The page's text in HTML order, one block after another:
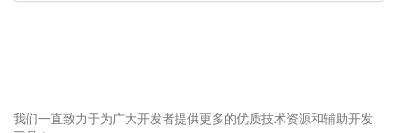
我们一直致力于为广大开发者提供更多的优质技术资源和辅助开发